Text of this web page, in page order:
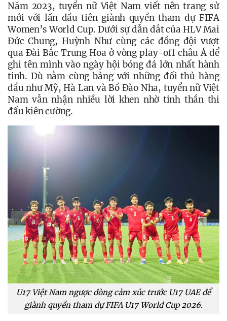
Năm 2023, tuyển nữ Việt Nam viết nên trang sử
mới với lần đầu tiên giành quyền tham dự FIFA
Women’s World Cup. Dưới sự dẫn dắt của HLV Mai
Đức Chung, Huỳnh Như cùng các đồng đội vượt
qua Đài Bắc Trung Hoa ở vòng play-off châu Á để
ghi tên mình vào ngày hội bóng đá lớn nhất hành
tinh. Dù nằm cùng bảng với những đối thủ hàng
đầu như Mỹ, Hà Lan và Bồ Đào Nha, tuyển nữ Việt
Nam vẫn nhận nhiều lời khen nhờ tinh thần thi
đấu kiên cường.
U17 Việt Nam ngược dòng cảm xúc trước U17 UAE để
giành quyền tham dự FIFA U17 World Cup 2026.